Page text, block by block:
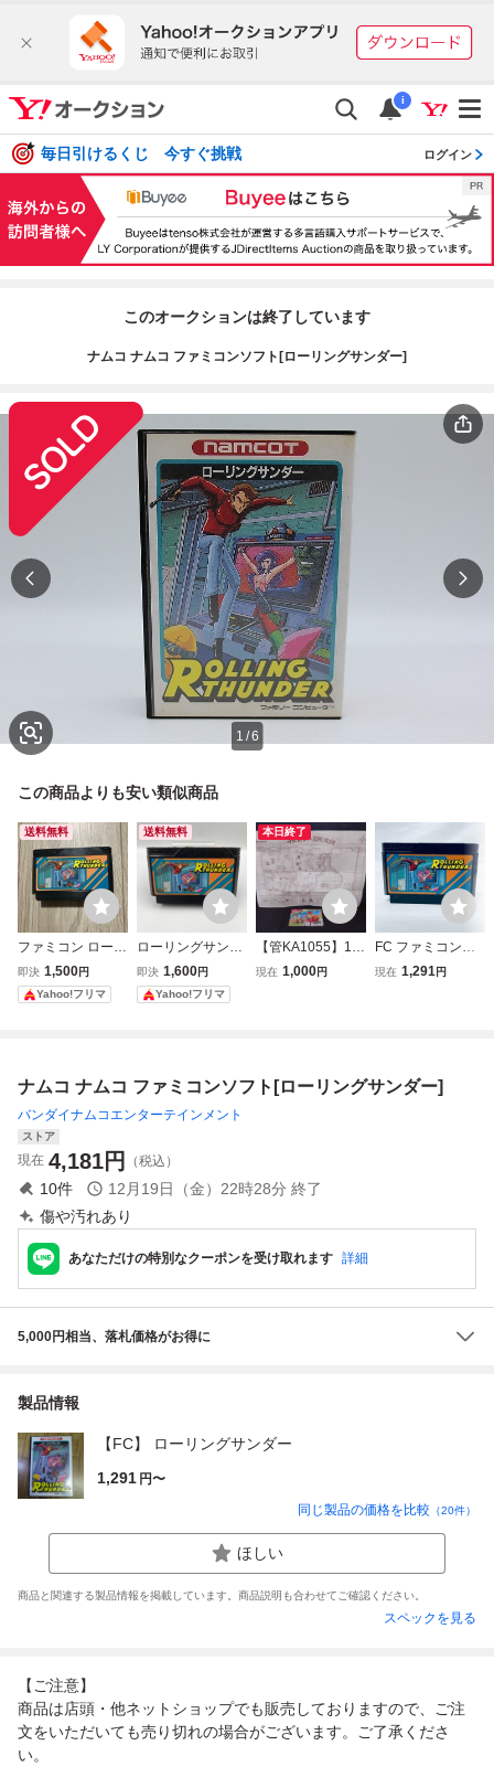
i
毎日引けるくじ 今すぐ挑戦 ログイン
このオークションは終了しています
ナムコ ナムコ ファミコンソフト[ローリングサンダー]
1 /6
この商品よりも安い類似商品
送料無料
ファミコン ローリ
ングサンダー
即決 1,500円
Yahoo!フリマ
送料無料
ローリングサンダ
ー ROLLING THU
NDER ファミコン
ファミコンソフト
即決 1,600円
Yahoo!フリマ
本日終了
【管KA1055】10
00円～ ファミコ
現在 1,000円
FC ファミコンソ
フト ローリングサ
現在 1,291円
ナムコ ナムコ ファミコンソフト[ローリングサンダー]
バンダイナムコエンターテインメント
ストア
現在 4,181円 （税込）
10件 12月19日（金）22時28分 終了
傷や汚れあり
あなただけの特別なクーポンを受け取れます 詳細
5,000円相当、落札価格がお得に
製品情報
【FC】 ローリングサンダー
1,291 円〜
同じ製品の価格を比較 （20件）
ほしい
商品と関連する製品情報を掲載しています。商品説明も合わせてご確認ください。
スペックを見る
【ご注意】
商品は店頭・他ネットショップでも販売しておりますので、ご注
文をいただいても売り切れの場合がございます。ご了承くださ
い。